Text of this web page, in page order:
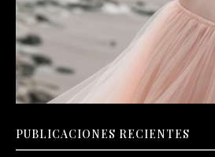
PUBLICACIONES RECIENTES